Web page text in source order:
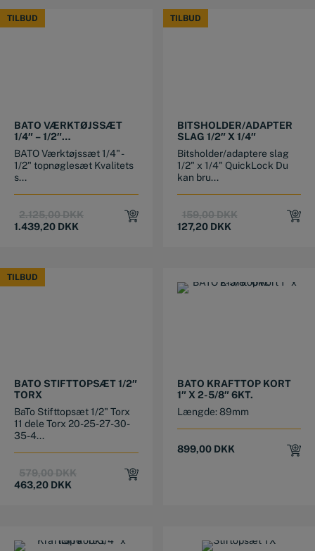
TILBUD
TILBUD
BATO VÆRKTØJSSÆT
1/4″ – 1/2″
TOPNØGLESÆT
BATO Værktøjssæt 1/4" -
1/2" topnøglesæt Kvalitets
s...
2.125,00DKKOriginal
1.439,20 DKK
Current
TILBUD
TILBUD
BITSHOLDER/ADAPTER
SLAG 1/2″ X 1/4″
Bitsholder/adaptere slag
1/2" x 1/4" QuickLock Du
kan bru...
159,00DKKOriginal
127,20 DKK
Current
TILBUD
TILBUD
BATO STIFTTOPSÆT 1/2″
TORX
BaTo Stifttopsæt 1/2" Torx
11 dele Torx 20-25-27-30-
35-4...
579,00DKKOriginal
463,20 DKK
Current
BATO KRAFTTOP KORT
1″ X 2-5/8″ 6KT.
Længde: 89mm
899,00 DKK